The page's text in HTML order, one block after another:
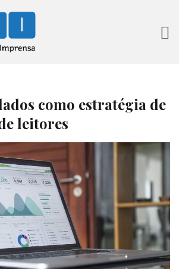
como estratégia de
leitores